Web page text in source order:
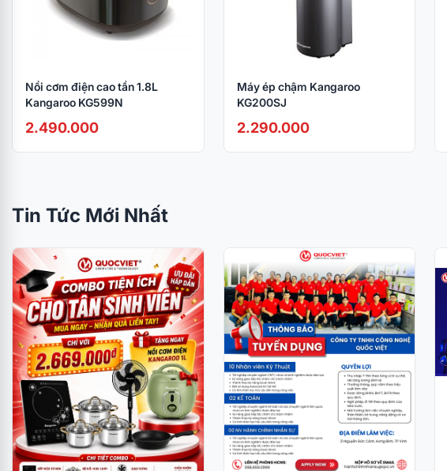
Nồi cơm điện cao tần 1.8L
Kangaroo KG599N
2.490.000
Máy ép chậm Kangaroo
KG200SJ
2.290.000
Tin Tức Mới Nhất